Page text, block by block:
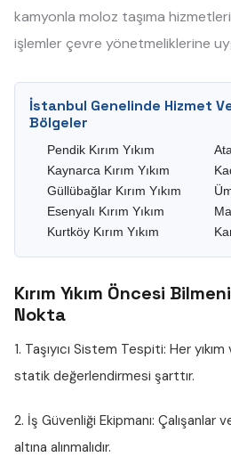
kamyonla moloz taşıma
işlemler çevre yönetmeliklerine
İstanbul Genelinde Hizmet
Bölgeler
Pendik Kırım Yıkım
Kaynarca Kırım Yıkım
Güllübağlar Kırım Yıkım
Esenyalı Kırım Yıkım
Kurtköy Kırım Yıkım
Kırım Yıkım Öncesi
Nokta
1. Taşıyıcı Sistem Tespiti: Her
statik değerlendirmesi şarttır.
2. İş Güvenliği Ekipmanı: Çalışanlar
altına alınmalıdır.